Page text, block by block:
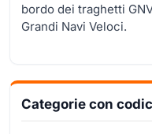
bordo dei traghetti
Grandi Navi Veloci.
Categorie con